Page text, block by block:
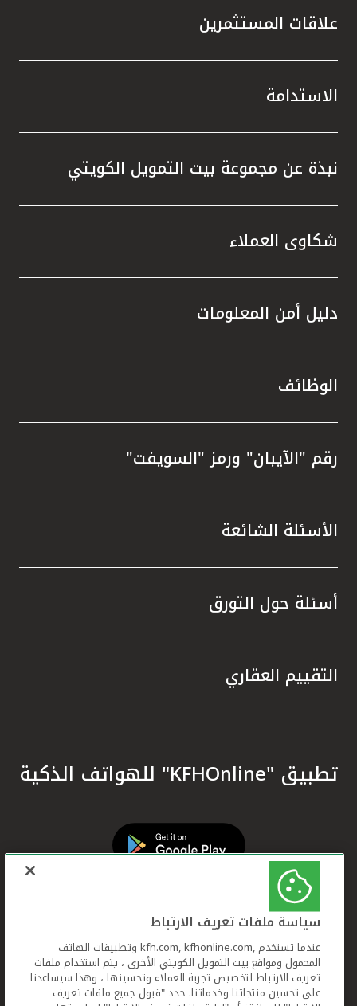
علاقات المستثمرين
الاستدامة
نبذة عن مجموعة بيت التمويل الكويتي
شكاوى العملاء
دليل أمن المعلومات
الوظائف
رقم "الآيبان" ورمز "السويفت"
الأسئلة الشائعة
أسئلة حول التورق
التقييم العقاري
تطبيق "KFHOnline" للهواتف الذكية
سياسة ملفات تعريف الارتباط
عندما تستخدم ,kfh.com, kfhonline.com وتطبيقات الهاتف
المحمول ومواقع بيت التمويل الكويتي الأخرى ، يتم استخدام ملفات
تعريف الارتباط لتخصيص تجربة العملاء وتحسينها ، وهذا سيساعدنا
على تحسين منتجاتنا وخدماتنا. حدد "قبول جميع ملفات تعريف